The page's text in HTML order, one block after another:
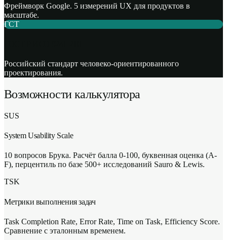
Фреймворк Google. 5 измерений UX для продуктов в
масштабе.
ГСТ
Российский стандарт человеко-ориентированного
проектирования.
Возможности калькулятора
SUS
System Usability Scale
10 вопросов Брука. Расчёт балла 0-100, буквенная оценка (A-
F), перцентиль по базе 500+ исследований Sauro & Lewis.
TSK
Метрики выполнения задач
Task Completion Rate, Error Rate, Time on Task, Efficiency Score.
Сравнение с эталонным временем.